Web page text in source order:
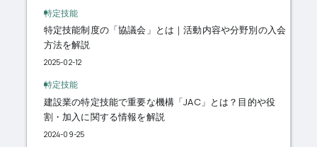
特定技能
特定技能制度の「協議会」とは｜活動内容や分野別の入会
方法を解説
2025-02-12
特定技能
建設業の特定技能で重要な機構「JAC」とは？目的や役
割・加入に関する情報を解説
2024-09-25